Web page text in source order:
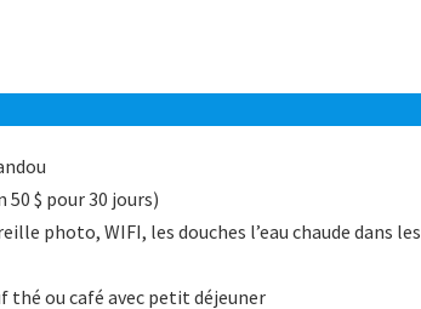
50 $ pour 30 jours)
photo, WIFI, les douches l’eau chaude dans les
thé ou café avec petit déjeuner